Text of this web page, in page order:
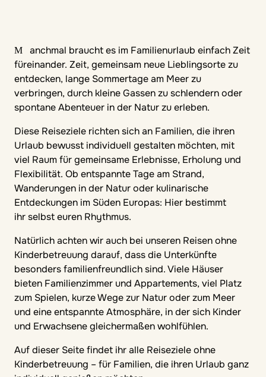
Manchmal braucht es im Familienurlaub einfach Zeit
füreinander. Zeit, gemeinsam neue Lieblingsorte zu
entdecken, lange Sommertage am Meer zu
verbringen, durch kleine Gassen zu schlendern oder
spontane Abenteuer in der Natur zu erleben.
Diese Reiseziele richten sich an Familien, die ihren
Urlaub bewusst individuell gestalten möchten, mit
viel Raum für gemeinsame Erlebnisse, Erholung und
Flexibilität. Ob entspannte Tage am Strand,
Wanderungen in der Natur oder kulinarische
Entdeckungen im Süden Europas: Hier bestimmt
ihr selbst euren Rhythmus.
Natürlich achten wir auch bei unseren Reisen ohne
Kinderbetreuung darauf, dass die Unterkünfte
besonders familienfreundlich sind. Viele Häuser
bieten Familienzimmer und Appartements, viel Platz
zum Spielen, kurze Wege zur Natur oder zum Meer
und eine entspannte Atmosphäre, in der sich Kinder
und Erwachsene gleichermaßen wohlfühlen.
Auf dieser Seite findet ihr alle Reiseziele ohne
Kinderbetreuung – für Familien, die ihren Urlaub ganz